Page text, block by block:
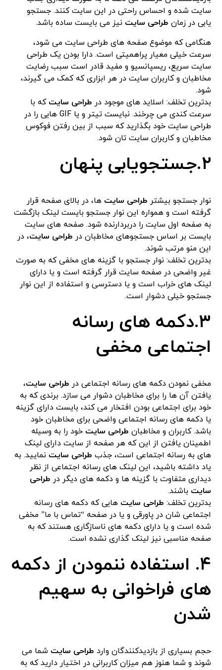
سایت شده و احساس راحتی در این سایت کنند. جستجو
یابی در زمان طراحی سایت نیز می بایست ساده باشد.
هنگامی که موضوع صفحه های طراحی سایت می شود،
سرعت خیلی معیار پراهمیتی است. دارا بودن یک طراحی
سایت سریع، ریسپانسیو و مفید قادر است سبب رضایت
مخاطبان و کاربران سایت در هر ابزاری که کمک می گیرند،
شود.
بدترین تخلف: اسلاید های موجود در طراحی سایت که با
سرعت کندی می چرخند. نبایست تیتر و یا GIF هایی را در
طراحی سایت خود بگذارید که سبب از بین رفتن فوکوس
مخاطبان و کاربران سایت تان شود.
٢.جستجویابی پنهان
نوار جستجو بیشتر طراحی سایت ها، در بالای صفحه قرار
گرفته است و همواره این نوار جستجو بایست لینک بازگشت
به صفحه اول سایت را دربردارنده شود. صفحه های سایت
بایست بر اساس جستجوهای مخاطبان در طراحی سایت، در
این منو مرتب شوند.
بدترین تخلف: نوار جستجو با گزینه های مخفی که به صورت
غیر واضحی در صفحه سایت قرار گرفته است و یا دارای
لینک های خراب است و یا دسترسی و استفاده از این نوار
جستجو خیلی دشوار است.
٣.دکمه های رسانه
اجتماعی مخفی
مخفی نمودن دکمه های رسانه اجتماعی در طراحی سایت،
یافتن آن ها را برای مخاطبان دشوار می سازد. برندی که به
خود برای اجتماعی بودن افتخار می کند، بایست دارای گزینه
یا دکمه های رسانه اجتماعی واضحی برای مخاطبان خود
باشد. کاربران و مخاطبان طراحی سایت خود را به وسیله
اطمینان یافتن از این که هر صفحه از سایت دارای لینک
های به رسانه اجتماعی است، جذب طراحی سایت نمایید. به
یاد داشته باشید، این لینک های رسانه اجتماعی از نظر
دیداری متفاوت با گزینه ها و دکمه های دیگر در طراحی
سایت باشند.
بدترین تخلف: طراحی سایت هایی که دکمه های رسانه
اجتماعی شان در پاورقی و یا در صفحه “تماس با ما” مخفی
شده است و یا دارای دکمه های ناسازگاری هستند که به
صفحه مناسبی نیز لینک گذاری نشده است.
۴. استفاده ننمودن از دکمه
های فراخوانی به سهیم
شدن
حجم بسیاری از بازدیدکنندگان وارد طراحی سایت شما می
شوند و شما هنوز هم میزان کاربرانی در اختیار دارید که به